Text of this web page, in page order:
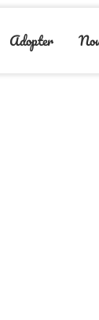
Adopter